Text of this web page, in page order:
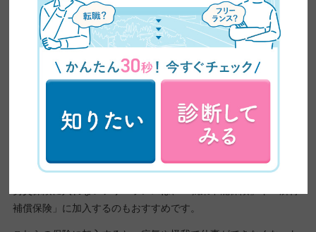
療保険はその名の通り、
病気や怪我で入院したり、手術したりし
た場合に受けられるものです。
手術の場合は手術の種類に応じた金額をもらえます。
険」など、さまざまな保険を追加できます。
所得補償保険・就業不能保険
補償保険」に加入するのもおすすめです。